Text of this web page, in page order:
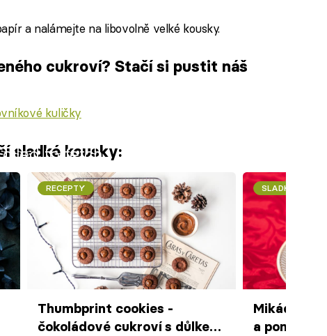
a nalámejte na libovolně velké kousky.
cukroví? Stačí si pustit náš
kuličky
to fetch
sladké kousky:
RECEPTY
Thumbprint cookies -
čokoládové cukroví s důlkem
SLADKÉ
Mikádo
a